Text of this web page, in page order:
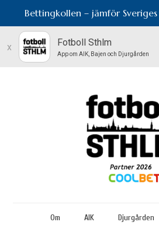
Bettingkollen – jämför
x Fotboll Sthlm
App om AIK, Bajen och Djurgården
Om AIK Djurgården